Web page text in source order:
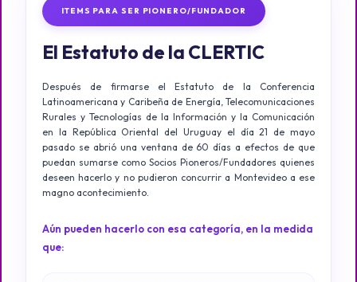
ITEMS PARA SER PIONERO/FUNDADOR
El Estatuto de la CLERTIC
Después de firmarse el Estatuto de la Conferencia
Latinoamericana y Caribeña de Energía, Telecomunicaciones
Rurales y Tecnologías de la Información y la Comunicación
en la República Oriental del Uruguay el día 21 de mayo
pasado se abrió una ventana de 60 días a efectos de que
puedan sumarse como Socios Pioneros/Fundadores quienes
deseen hacerlo y no pudieron concurrir a Montevideo a ese
magno acontecimiento.
Aún pueden hacerlo con esa categoría, en la medida
que: